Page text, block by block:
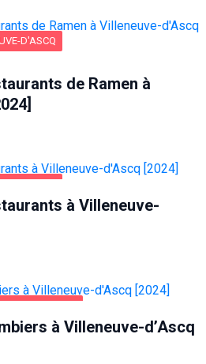
D'ASCQ
de Ramen à
à Villeneuve-
à Villeneuve-d’Ascq